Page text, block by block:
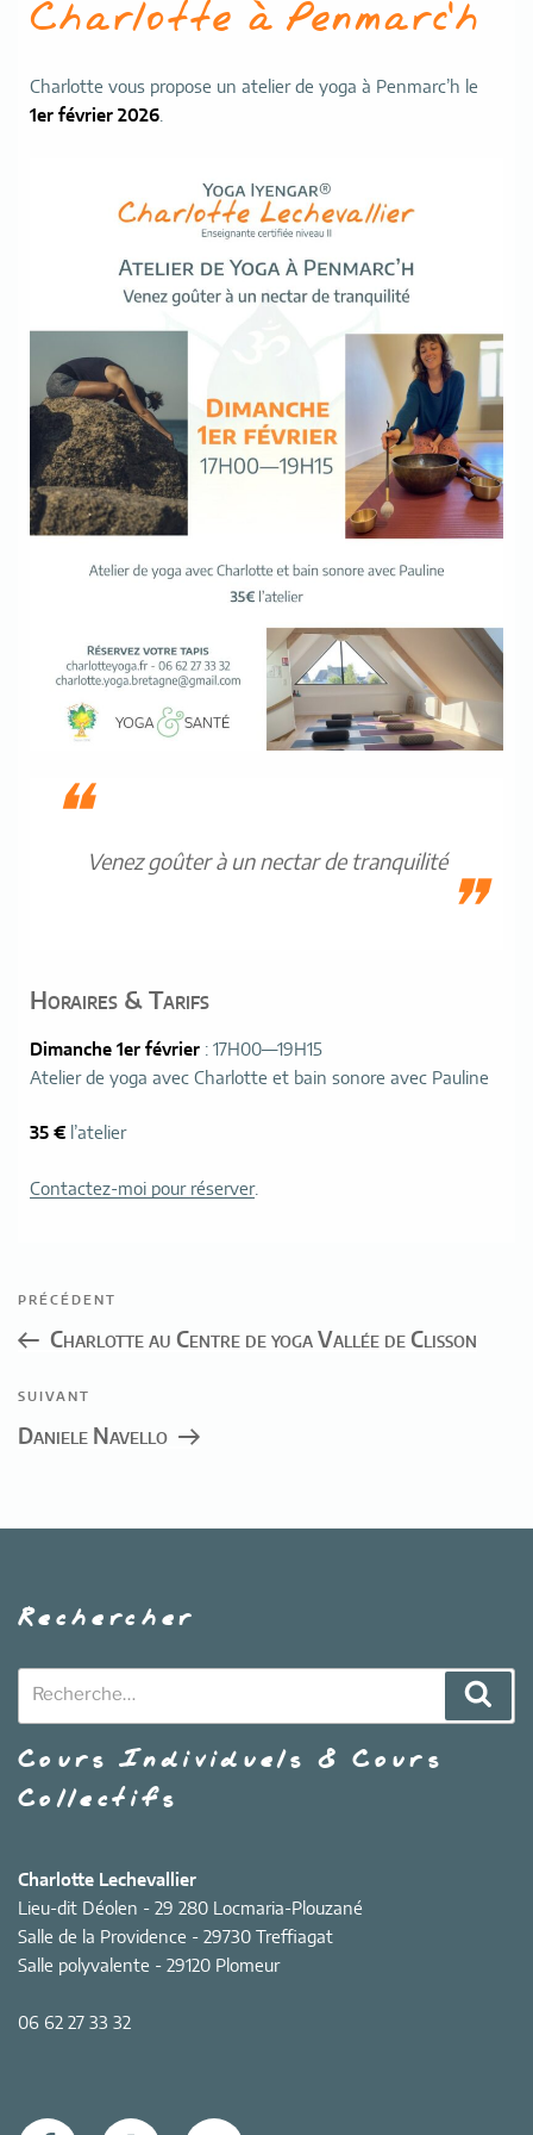
Charlotte à Penmarc’h
Charlotte vous propose un atelier de yoga à Penmarc’h le
1er février 2026.
Venez goûter à un nectar de tranquilité
Horaires & Tarifs
Dimanche 1er février : 17H00—19H15
Atelier de yoga avec Charlotte et bain sonore avec Pauline
35 € l’atelier
Contactez-moi pour réserver.
Navigation
l’article
Article
précédent
PRÉCÉDENT
Charlotte au Centre de yoga Vallée de Clisson
Article
suivant
SUIVANT
Daniele Navello
Rechercher
Cours Individuels & Cours
Collectifs
Charlotte Lechevallier
Lieu-dit Déolen - 29 280 Locmaria-Plouzané
Salle de la Providence - 29730 Treffiagat
Salle polyvalente - 29120 Plomeur
06 62 27 33 32